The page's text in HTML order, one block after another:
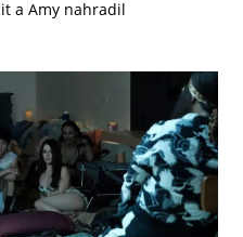
a Amy nahradil